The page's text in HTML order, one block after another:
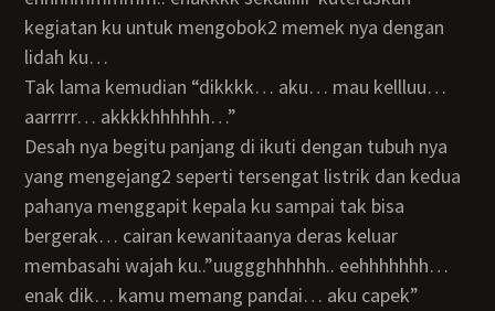
kegiatan ku untuk mengobok2 memek nya dengan
lidah ku…
Tak lama kemudian “dikkkk… aku… mau kellluu…
aarrrrr… akkkkhhhhhh…”
Desah nya begitu panjang di ikuti dengan tubuh nya
yang mengejang2 seperti tersengat listrik dan kedua
pahanya menggapit kepala ku sampai tak bisa
bergerak… cairan kewanitaanya deras keluar
membasahi wajah ku..”uuggghhhhhh.. eehhhhhhh…
enak dik… kamu memang pandai… aku capek”